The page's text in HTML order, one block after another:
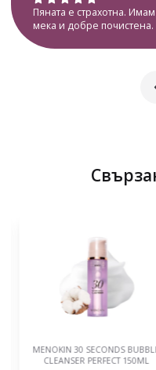
Пяната е страхотна.
мека и добре почистена.
MENOKIN 30 SECONDS BUBBLE
CLEANSER PERFECT 150ML